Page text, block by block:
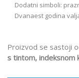
Dodatni simboli:
Dvanaest godina
Proizvod se sastoji
s tintom, indeksnom